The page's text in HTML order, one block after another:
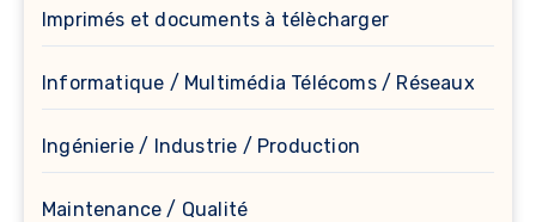
Imprimés et documents à télècharger
Informatique / Multimédia Télécoms / Réseaux
Ingénierie / Industrie / Production
Maintenance / Qualité